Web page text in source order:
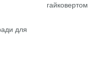
гайковертом